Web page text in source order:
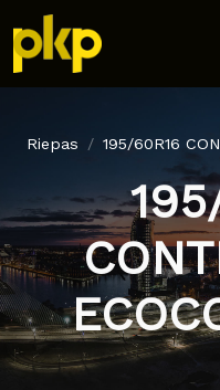
Riepas 195/60R16